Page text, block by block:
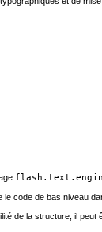
de bas
de la structure, il